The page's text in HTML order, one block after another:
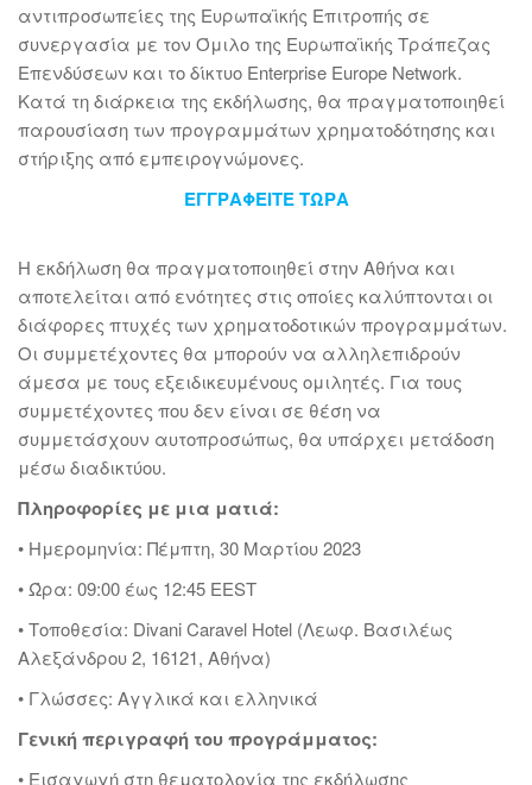
αντιπροσωπείες της Ευρωπαϊκής Επιτροπής σε
συνεργασία με τον Όμιλο της Ευρωπαϊκής Τράπεζας
Επενδύσεων και το δίκτυο Enterprise Europe Network.
Κατά τη διάρκεια της εκδήλωσης, θα πραγματοποιηθεί
παρουσίαση των προγραμμάτων χρηματοδότησης και
στήριξης από εμπειρογνώμονες.
ΕΓΓΡΑΦΕΙΤΕ ΤΩΡΑ
Η εκδήλωση θα πραγματοποιηθεί στην Αθήνα και
αποτελείται από ενότητες στις οποίες καλύπτονται οι
διάφορες πτυχές των χρηματοδοτικών προγραμμάτων.
Οι συμμετέχοντες θα μπορούν να αλληλεπιδρούν
άμεσα με τους εξειδικευμένους ομιλητές. Για τους
συμμετέχοντες που δεν είναι σε θέση να
συμμετάσχουν αυτοπροσώπως, θα υπάρχει μετάδοση
μέσω διαδικτύου.
Πληροφορίες με μια ματιά:
• Ημερομηνία: Πέμπτη, 30 Μαρτίου 2023
• Ώρα: 09:00 έως 12:45 EEST
• Τοποθεσία: Divani Caravel Hotel (Λεωφ. Βασιλέως
Αλεξάνδρου 2, 16121, Αθήνα)
• Γλώσσες: Αγγλικά και ελληνικά
Γενική περιγραφή του προγράμματος:
• Εισαγωγή στη θεματολογία της εκδήλωσης